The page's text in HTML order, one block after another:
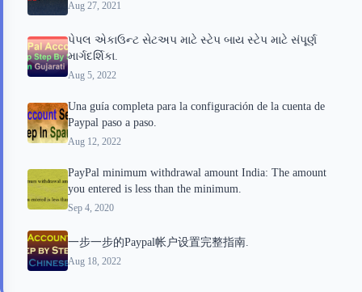
Aug 27, 2021
પેપલ એકાઉન્ટ સેટઅપ માટે સ્ટેપ બાય સ્ટેપ માટે સંપૂર્ણ
માર્ગદર્શિકા.
Aug 5, 2022
Una guía completa para la configuración de la cuenta de
Paypal paso a paso.
Aug 12, 2022
PayPal minimum withdrawal amount India: The amount
you entered is less than the minimum.
Sep 4, 2020
一步一步的Paypal帐户设置完整指南.
Aug 18, 2022